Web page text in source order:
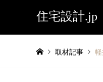
住宅設計.jp
取材記事